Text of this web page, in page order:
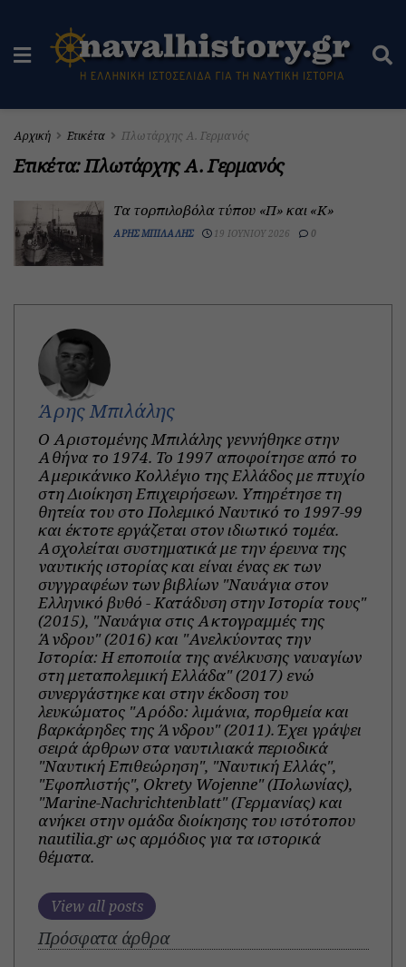
Αρχική Ετικέτα Πλωτάρχης Α. Γερμανός
Ετικέτα:Πλωτάρχης Α. Γερμανός
Τα τορπιλοβόλα τύπου «Π» και «Κ»
ΆΡΗΣ ΜΠΙΛΆΛΗΣ 19 ΙΟΥΝΊΟΥ 2026 0
Άρης Μπιλάλης
Ο Αριστομένης Μπιλάλης γεννήθηκε στην
Αθήνα το 1974. Το 1997 αποφοίτησε από το
Αμερικάνικο Κολλέγιο της Ελλάδος με πτυχίο
στη Διοίκηση Επιχειρήσεων. Υπηρέτησε τη
θητεία του στο Πολεμικό Ναυτικό το 1997-99
και έκτοτε εργάζεται στον ιδιωτικό τομέα.
Ασχολείται συστηματικά με την έρευνα της
ναυτικής ιστορίας και είναι ένας εκ των
συγγραφέων των βιβλίων "Ναυάγια στον
Ελληνικό βυθό - Κατάδυση στην Ιστορία τους"
(2015), "Ναυάγια στις Ακτογραμμές της
Άνδρου" (2016) και "Ανελκύοντας την
Ιστορία: Η εποποιία της ανέλκυσης ναυαγίων
στη μεταπολεμική Ελλάδα" (2017) ενώ
συνεργάστηκε και στην έκδοση του
λευκώματος "Αρόδο: λιμάνια, πορθμεία και
βαρκάρηδες της Άνδρου" (2011). Έχει γράψει
σειρά άρθρων στα ναυτιλιακά περιοδικά
"Ναυτική Επιθεώρηση", "Ναυτική Ελλάς",
"Εφοπλιστής", Okrety Wojenne" (Πολωνίας),
"Marine-Nachrichtenblatt" (Γερμανίας) και
ανήκει στην ομάδα διοίκησης του ιστότοπου
nautilia.gr ως αρμόδιος για τα ιστορικά
θέματα.
View all posts
Πρόσφατα άρθρα